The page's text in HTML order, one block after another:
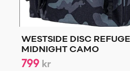
WESTSIDE DISC
MIDNIGHT CAMO
799 kr